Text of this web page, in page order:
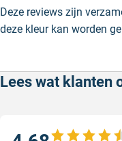
Deze reviews zijn
deze kleur kan worden
Lees wat klanten